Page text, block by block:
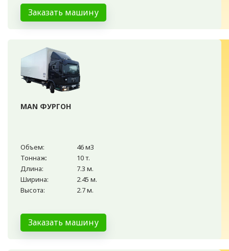
Заказать машину
MAN ФУРГОН
Объем:
46 м3
Тоннаж:
10 т.
Длина:
7.3 м.
Ширина:
2.45 м.
Высота:
2.7 м.
Заказать машину